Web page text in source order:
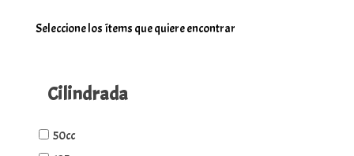
Seleccione los ítems que quiere encontrar
Cilindrada
50cc